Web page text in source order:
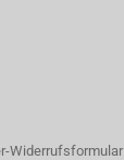
Widerrufsformular